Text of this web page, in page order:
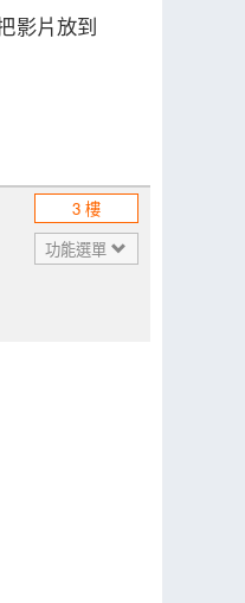
影片放到
3 樓
功能選單